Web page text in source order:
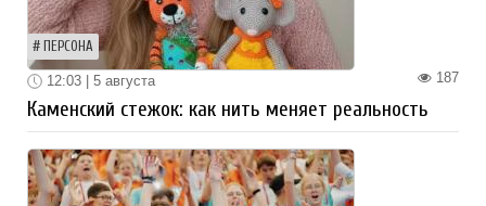
ПЕРСОНА
187
12:03 | 5 августа
Каменский стежок: как нить меняет реальность